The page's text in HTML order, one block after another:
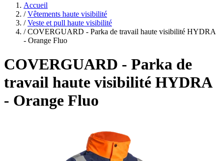
Accueil
/ Vêtements haute visibilité
/ Veste et pull haute visibilité
/ COVERGUARD - Parka de travail haute visibilité HYDRA
- Orange Fluo
COVERGUARD - Parka de
travail haute visibilité HYDRA
- Orange Fluo